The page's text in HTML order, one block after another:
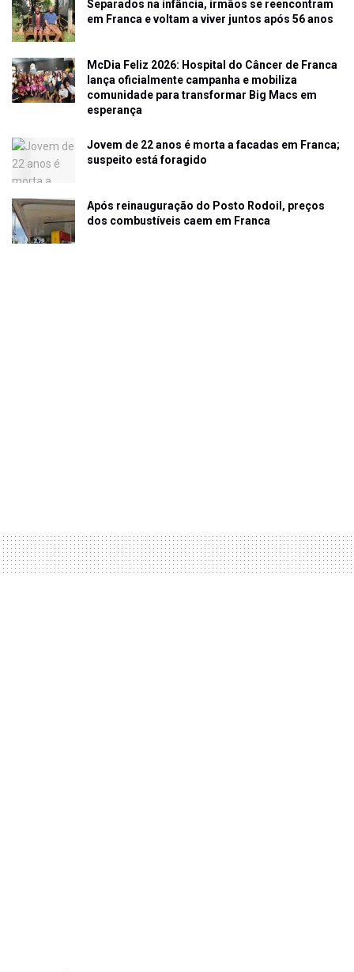
Separados na infância, irmãos se reencontram
em Franca e voltam a viver juntos após 56 anos
McDia Feliz 2026: Hospital do Câncer de Franca
lança oficialmente campanha e mobiliza
comunidade para transformar Big Macs em
esperança
Jovem de 22 anos é morta a facadas em Franca;
suspeito está foragido
Após reinauguração do Posto Rodoil, preços
dos combustíveis caem em Franca